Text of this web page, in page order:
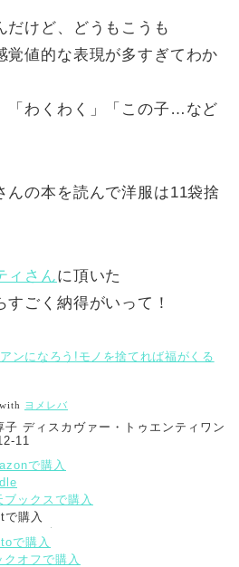
だけど、どうもこうも
覚値的な表現が多すぎてわか
「わくわく」「この子…など
んの本を読んで洋服は11袋捨
ィさんに頂いた
ごく納得がいって！
ンになろう!モノを捨てれば福がくる
ヨメレバ
子 ディスカヴァー・トゥエンティワン
11
で購入
ブックスで購入
で購入
で購入
クオフで購入